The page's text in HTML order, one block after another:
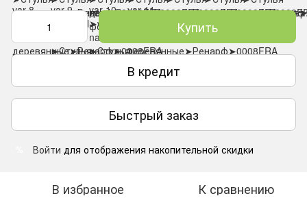
Купить
В кредит
Быстрый заказ
Войти для отображения накопительной скидки
В избранное К сравнению